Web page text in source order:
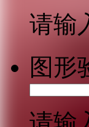
请输
图形